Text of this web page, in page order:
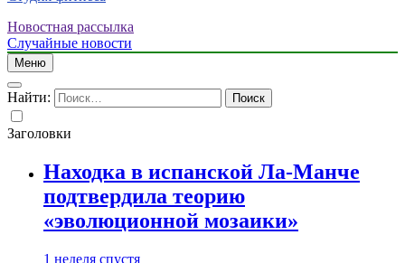
Новостная рассылка
Случайные новости
Меню
Найти:
Заголовки
Находка в испанской Ла-Манче
подтвердила теорию
«эволюционной мозаики»
1 неделя спустя